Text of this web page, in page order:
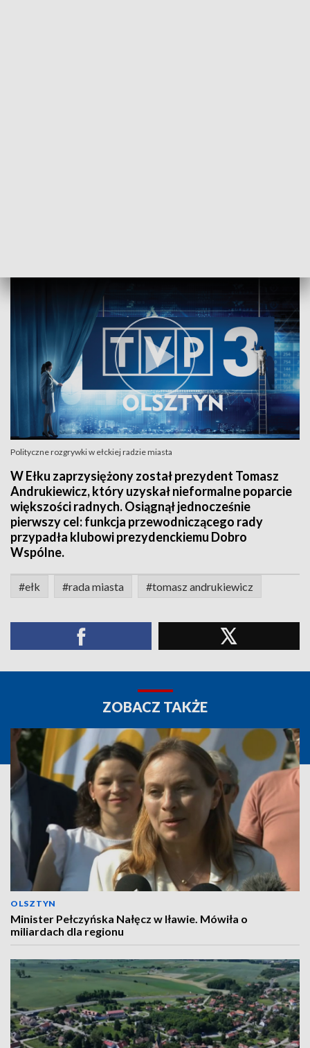
Polityczne rozgrywki w ełckiej radzie miasta
W Ełku zaprzysiężony został prezydent Tomasz
Andrukiewicz, który uzyskał nieformalne poparcie
większości radnych. Osiągnął jednocześnie
pierwszy cel: funkcja przewodniczącego rady
przypadła klubowi prezydenckiemu Dobro
Wspólne.
#ełk #rada miasta #tomasz andrukiewicz
ZOBACZ TAKŻE
OLSZTYN
Minister Pełczyńska Nałęcz w Iławie. Mówiła o
miliardach dla regionu